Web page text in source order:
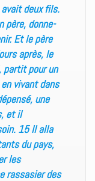
deux fils.
père, donne-
Et le père
après, le
partit pour un
vivant dans
une
et il
15 Il alla
du pays,
les
rassasier des